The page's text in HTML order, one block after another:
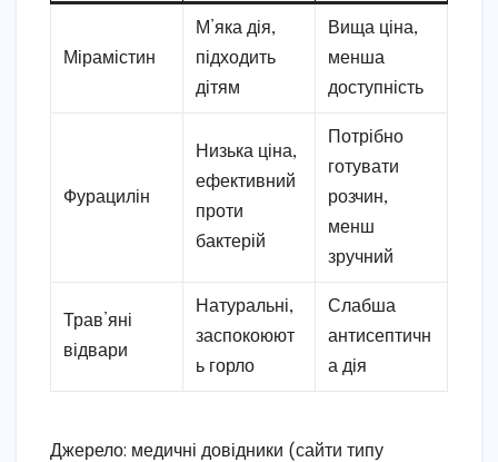
Мірамістин
М’яка дія,
підходить
дітям
Вища ціна,
менша
доступність
Фурацилін
Низька ціна,
ефективний
проти
бактерій
Потрібно
готувати
розчин,
менш
зручний
Трав’яні
відвари
Натуральні,
заспокоюют
ь горло
Слабша
антисептичн
а дія
Джерело: медичні довідники (сайти типу